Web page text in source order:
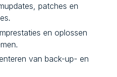
patches en
en oplossen
van back-up- en